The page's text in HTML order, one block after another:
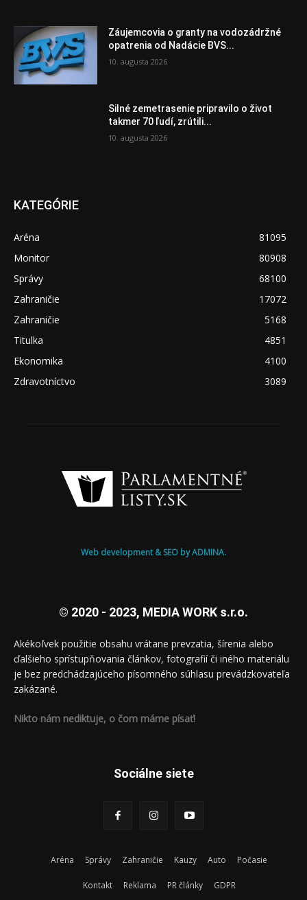
Záujemcovia o granty na vodozádržné
opatrenia od Nadácie BVS...
10. augusta 2026
Silné zemetrasenie pripravilo o život
takmer 70 ľudí, zrútili...
10. augusta 2026
KATEGÓRIE
Aréna
81095
Monitor
80908
Správy
68100
Zahraničie
17072
Zahraničie
5168
Titulka
4851
Ekonomika
4100
Zdravotníctvo
3089
Web development & SEO by ADMINA.
© 2020 - 2023, MEDIA WORK s.r.o.
Akékoľvek použitie obsahu vrátane prevzatia, šírenia alebo
ďalšieho sprístupňovania článkov, fotografií či iného materiálu
je bez predchádzajúceho písomného súhlasu prevádzkovateľa
zakázané.
Nikto nám nediktuje, o čom máme písať!
Sociálne siete
Aréna Správy Zahraničie Kauzy Auto Počasie
Kontakt Reklama PR články GDPR